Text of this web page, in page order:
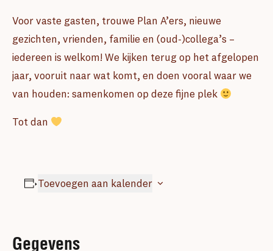
Voor vaste gasten, trouwe Plan A’ers, nieuwe
gezichten, vrienden, familie en (oud-)collega’s –
iedereen is welkom!We kijken terug op het afgelopen
jaar, vooruit naar wat komt, en doen vooral waar we
van houden: samenkomen op deze fijne plek
Tot dan
Toevoegen aan kalender
Gegevens